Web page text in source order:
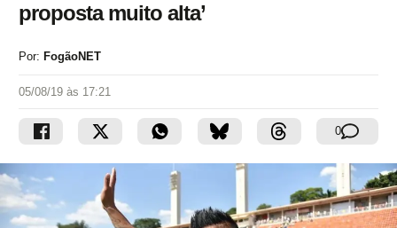
proposta muito alta’
Por: FogãoNET
05/08/19 às 17:21
0